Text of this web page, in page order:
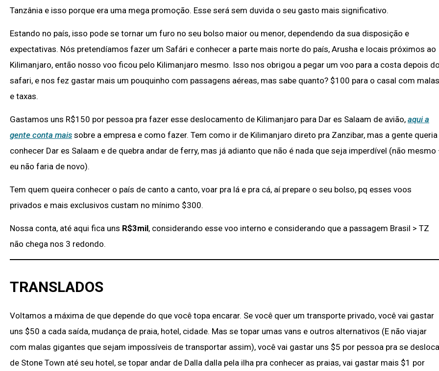
Tanzânia e isso porque era uma mega promoção. Esse será sem duvida o seu gasto mais significativo.
Estando no país, isso pode se tornar um furo no seu bolso maior ou menor, dependendo da sua disposição e
expectativas. Nós pretendíamos fazer um Safári e conhecer a parte mais norte do país, Arusha e locais próximos ao
Kilimanjaro, então nosso voo ficou pelo Kilimanjaro mesmo. Isso nos obrigou a pegar um voo para a costa depois
safari, e nos fez gastar mais um pouquinho com passagens aéreas, mas sabe quanto? $100 para o casal com malas
e taxas.
Gastamos uns R$150 por pessoa pra fazer esse deslocamento de Kilimanjaro para Dar es Salaam de avião, aqui a
gente conta mais sobre a empresa e como fazer. Tem como ir de Kilimanjaro direto pra Zanzibar, mas a gente queria
conhecer Dar es Salaam e de quebra andar de ferry, mas já adianto que não é nada que seja imperdível (não mesmo
eu não faria de novo).
Tem quem queira conhecer o país de canto a canto, voar pra lá e pra cá, aí prepare o seu bolso, pq esses voos
privados e mais exclusivos custam no mínimo $300.
Nossa conta, até aqui fica uns R$3mil, considerando esse voo interno e considerando que a passagem Brasil > TZ
não chega nos 3 redondo.
TRANSLADOS
Voltamos a máxima de que depende do que você topa encarar. Se você quer um transporte privado, você vai gastar
uns $50 a cada saída, mudança de praia, hotel, cidade. Mas se topar umas vans e outros alternativos (E não viajar
com malas gigantes que sejam impossíveis de transportar assim), você vai gastar uns $5 por pessoa pra se
de Stone Town até seu hotel, se topar andar de Dalla dalla pela ilha pra conhecer as praias, vai gastar mais $1 por